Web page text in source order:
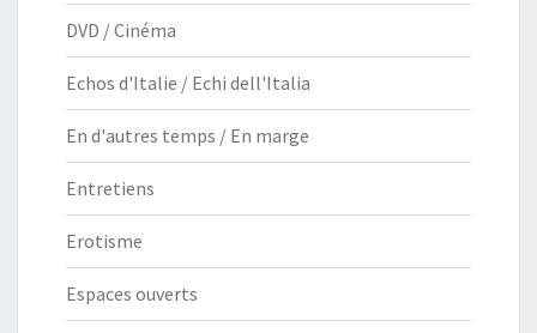
DVD / Cinéma
Echos d'Italie / Echi dell'Italia
En d'autres temps / En marge
Entretiens
Erotisme
Espaces ouverts